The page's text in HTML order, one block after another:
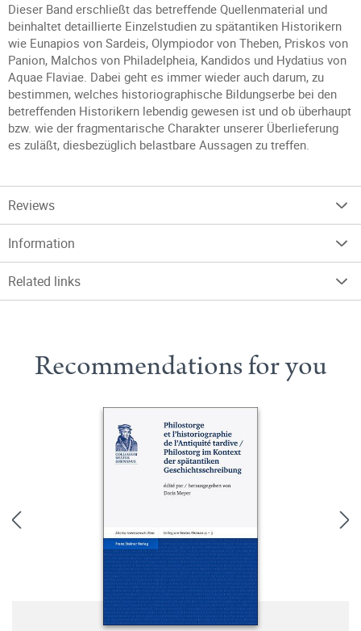
Dieser Band erschließt das betreffende Quellenmaterial und
beinhaltet detaillierte Einzelstudien zu spätantiken Historikern
wie Eunapios von Sardeis, Olympiodor von Theben, Priskos von
Panion, Malchos von Philadelpheia, Kandidos und Hydatius von
Aquae Flaviae. Dabei geht es immer wieder auch darum, zu
bestimmen, welches historiographische Bildungserbe bei den
betreffenden Historikern lebendig gewesen ist und ob überhaupt
bzw. wie der fragmentarische Charakter unserer Überlieferung
es zuläßt, diesbezüglich belastbare Aussagen zu treffen.
Reviews
Information
Related links
Recommendations for you